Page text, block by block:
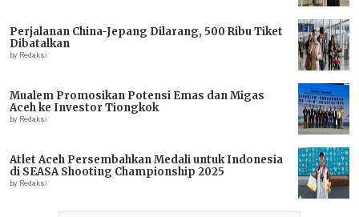
Perjalanan China-Jepang Dilarang, 500 Ribu Tiket
Dibatalkan
by Redaksi
Mualem Promosikan Potensi Emas dan Migas
Aceh ke Investor Tiongkok
by Redaksi
Atlet Aceh Persembahkan Medali untuk Indonesia
di SEASA Shooting Championship 2025
by Redaksi